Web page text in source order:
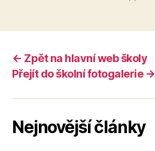
← Zpět na hlavní web školy
Přejít do školní fotogalerie →
Nejnovější články